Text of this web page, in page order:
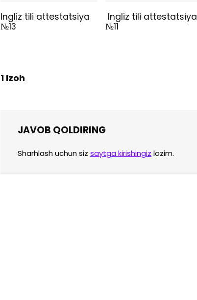
Ingliz tili attestatsiya
№13
Ingliz tili attestatsiya
№11
1 Izoh
JAVOB QOLDIRING
Sharhlash uchun siz saytga kirishingiz lozim.